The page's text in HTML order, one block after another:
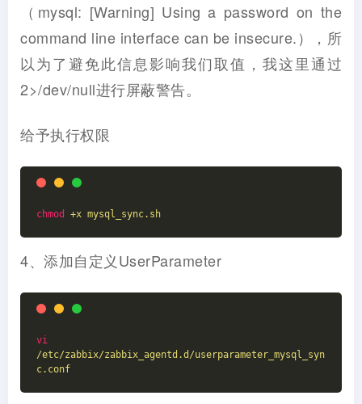
（mysql: [Warning] Using a password on the
command line interface can be insecure.），所
以为了避免此信息影响我们取值，我这里通过
2>/dev/null进行屏蔽警告。
给予执行权限
chmod +x mysql_sync.sh
4、添加自定义UserParameter
vi
/etc/zabbix/zabbix_agentd.d/userparameter_mysql_syn
c.conf